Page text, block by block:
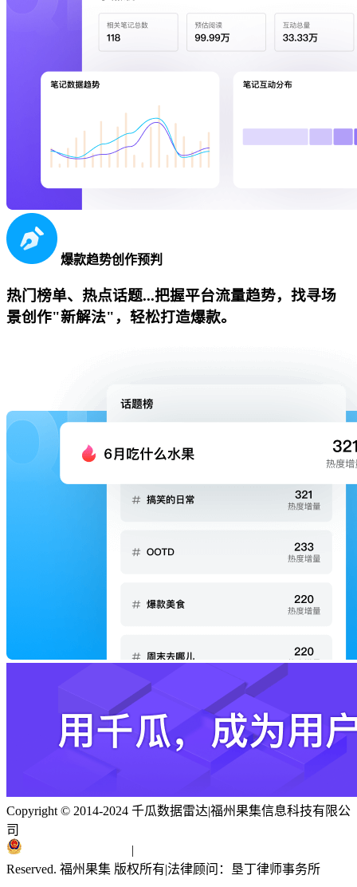
爆款趋势创作预判
热门榜单、热点话题...把握平台流量趋势，找寻场
景创作"新解法"，轻松打造爆款。
Copyright © 2014-2024 千瓜数据雷达|福州果集信息科技有限公
司
|
Reserved. 福州果集 版权所有|法律顾问：垦丁律师事务所